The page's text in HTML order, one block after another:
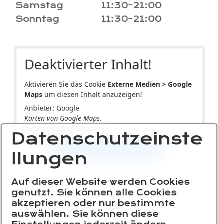
Samstag
11:30–21:00
Sonntag
11:30–21:00
Deaktivierter Inhalt!
Aktivieren Sie das Cookie Externe Medien > Google
Mapsum diesen Inhalt anzuzeigen!
Anbieter: Google
Karten von Google Maps.
Datenschutzeinste
llungen
Auf dieser Website werden Cookies
genutzt. Sie können alle Cookies
akzeptieren oder nur bestimmte
auswählen. Sie können diese